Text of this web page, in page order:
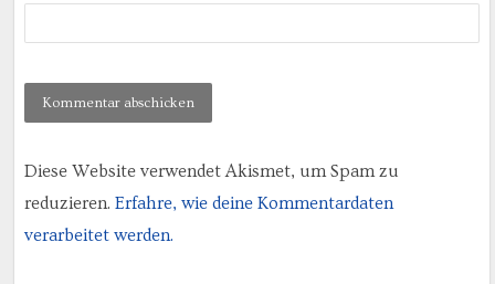
Diese Website verwendet Akismet, um Spam zu
reduzieren. Erfahre, wie deine Kommentardaten
verarbeitet werden.